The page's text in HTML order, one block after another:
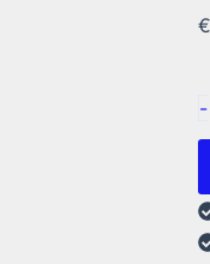
€
-